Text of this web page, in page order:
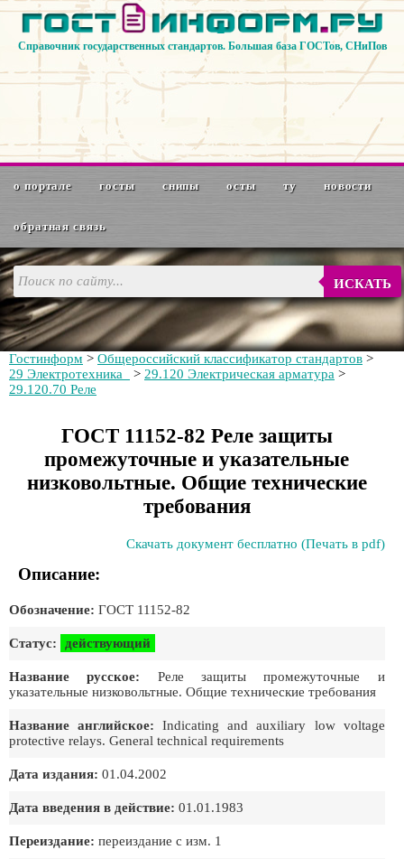
Справочник государственных стандартов. Большая база ГОСТов, СНиПов
о портале госты снипы осты ту новости
обратная связь
ИСКАТЬ
Гостинформ > Общероссийский классификатор стандартов >
29 Электротехника
> 29.120 Электрическая арматура >
29.120.70 Реле
ГОСТ 11152-82 Реле защиты
промежуточные и указательные
низковольтные. Общие технические
требования
Скачать документ бесплатно (Печать в pdf)
Описание:
Обозначение: ГОСТ 11152-82
Статус: действующий
Название русское: Реле защиты промежуточные и
указательные низковольтные. Общие технические требования
Название английское: Indicating and auxiliary low voltage
protective relays. General technical requirements
Дата издания: 01.04.2002
Дата введения в действие: 01.01.1983
Переиздание: переиздание с изм. 1